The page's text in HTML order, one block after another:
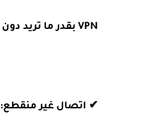
VPN بقدر ما تريد دون أي قيود.
✔ اتصال غير منقطع: